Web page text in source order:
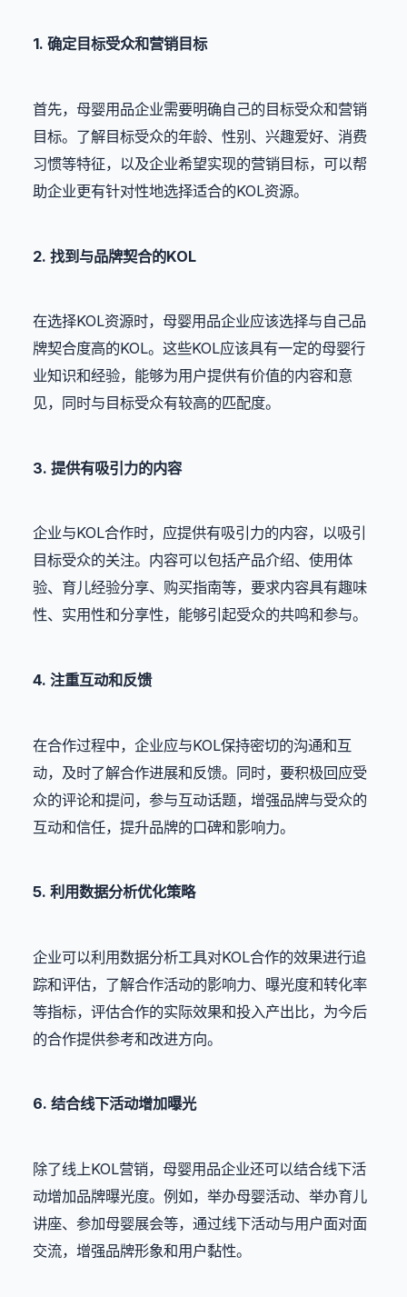
1. 确定目标受众和营销目标
首先，母婴用品企业需要明确自己的目标受众和营销
目标。了解目标受众的年龄、性别、兴趣爱好、消费
习惯等特征，以及企业希望实现的营销目标，可以帮
助企业更有针对性地选择适合的KOL资源。
2. 找到与品牌契合的KOL
在选择KOL资源时，母婴用品企业应该选择与自己品
牌契合度高的KOL。这些KOL应该具有一定的母婴行
业知识和经验，能够为用户提供有价值的内容和意
见，同时与目标受众有较高的匹配度。
3. 提供有吸引力的内容
企业与KOL合作时，应提供有吸引力的内容，以吸引
目标受众的关注。内容可以包括产品介绍、使用体
验、育儿经验分享、购买指南等，要求内容具有趣味
性、实用性和分享性，能够引起受众的共鸣和参与。
4. 注重互动和反馈
在合作过程中，企业应与KOL保持密切的沟通和互
动，及时了解合作进展和反馈。同时，要积极回应受
众的评论和提问，参与互动话题，增强品牌与受众的
互动和信任，提升品牌的口碑和影响力。
5. 利用数据分析优化策略
企业可以利用数据分析工具对KOL合作的效果进行追
踪和评估，了解合作活动的影响力、曝光度和转化率
等指标，评估合作的实际效果和投入产出比，为今后
的合作提供参考和改进方向。
6. 结合线下活动增加曝光
除了线上KOL营销，母婴用品企业还可以结合线下活
动增加品牌曝光度。例如，举办母婴活动、举办育儿
讲座、参加母婴展会等，通过线下活动与用户面对面
交流，增强品牌形象和用户黏性。